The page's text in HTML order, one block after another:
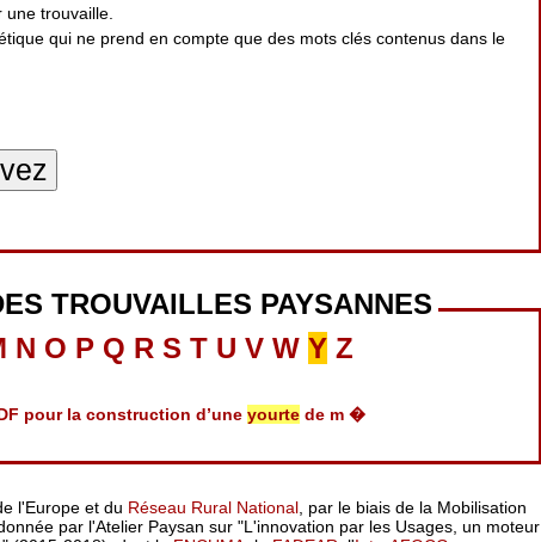
une trouvaille.
qui ne prend en compte que des mots clés contenus dans le
TROUVAILLES PAYSANNES
N O P Q R S T U V W Y Z
pour la construction d’uneyourte de m �
l'Europe et du Réseau Rural National, par le biais de la Mobilisation
par l'Atelier Paysan sur "L'innovation par les Usages, un moteur